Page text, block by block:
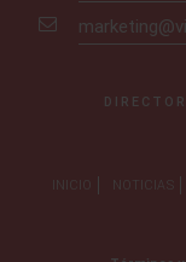
INICIO NOTICIAS